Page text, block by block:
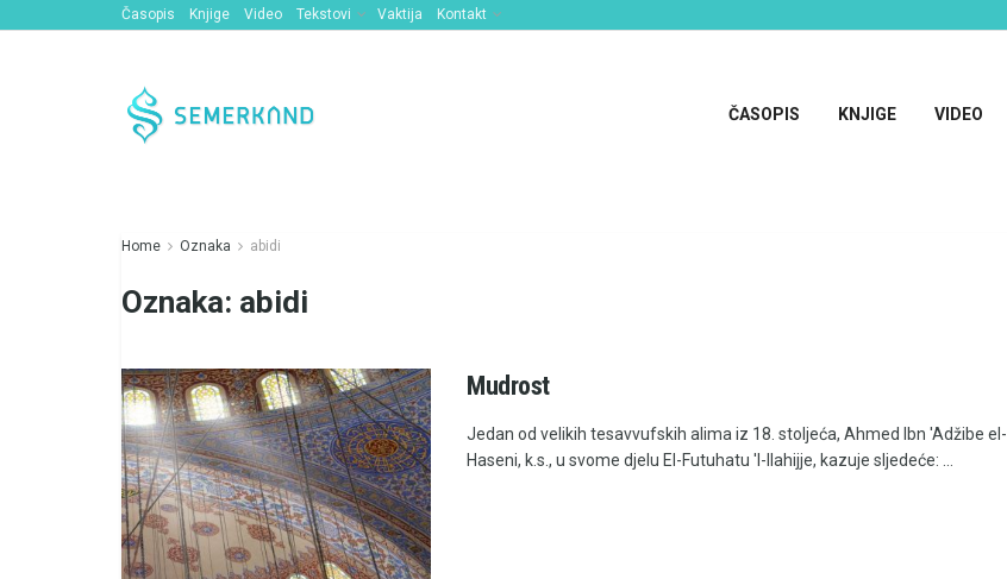
Časopis Knjige Video Tekstovi Vaktija Kontakt
ČASOPIS KNJIGE VIDEO
Home Oznaka abidi
Oznaka: abidi
Mudrost
Jedan od velikih tesavvufskih alima iz 18. stoljeća, Ahmed Ibn 'Adžibe el-
Haseni, k.s., u svome djelu El-Futuhatu 'l-Ilahijje, kazuje sljedeće: ...